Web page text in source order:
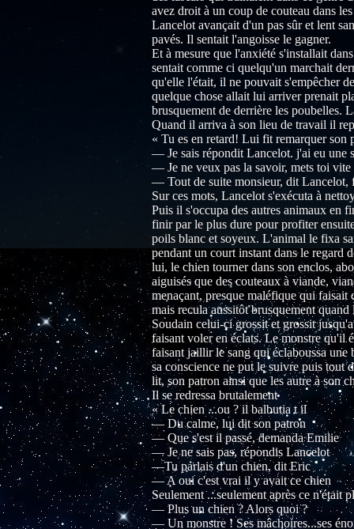
avez droit à un coup de couteau dans
Lancelot avançait d'un pas sûr et lent
pavés. Il sentait l'angoisse le gagner.
Et à mesure que l'anxiété s'installait
sentait comme ci quelqu'un marchait
qu'elle l'était, il ne pouvait s'empêcher
quelque chose allait lui arriver prenait
brusquement de derrière les poubelles.
Quand il arriva à son lieu de travail il
« Tu es en retard! Lui fit remarquer son
— Je sais répondit Lancelot. j'ai eu une
— Je ne veux pas la savoir, mets toi
— Tout de suite monsieur, dit Lancelot,
Sur ces mots, Lancelot s'exécuta à
Puis il s'occupa des autres animaux en
finir par le plus dure pour profiter
poils blanc et soyeux. L'animal le fixa
pendant un court instant dans le regard
lui, le chien tourner dans son enclos,
aiguisés que des couteaux à viande,
menaçant, presque maléfique qui faisait
mais recula aussitôt brusquement
Soudain celui-ci grossit et grossit
faisant voler en éclats. Le monstre qu'il
faisant jaillir le sang qui éclaboussa une
sa conscience ne put le suivre puis
lit, son patron ainsi que les autre à son
Il se redressa brutalement
« Le chien ...ou ? il balbutia t il
— Du calme, lui dit son patron
— Que s'est il passé, demanda Emilie
— Je ne sais pas, répondis Lancelot
—Tu parlais d'un chien, dit Eric
— A oui c'est vrai il y avait ce chien
Seulement ...seulement après ce n'était
— Plus un chien ? Alors quoi ?
— Un monstre ! Ses mâchoires...ses